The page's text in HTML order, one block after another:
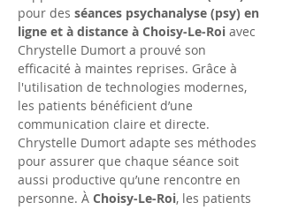
pour des séances psychanalyse (psy) en
ligne et à distance à Choisy-Le-Roi avec
Chrystelle Dumort a prouvé son
efficacité à maintes reprises. Grâce à
l'utilisation de technologies modernes,
les patients bénéficient d’une
communication claire et directe.
Chrystelle Dumort adapte ses méthodes
pour assurer que chaque séance soit
aussi productive qu’une rencontre en
personne. À Choisy-Le-Roi, les patients